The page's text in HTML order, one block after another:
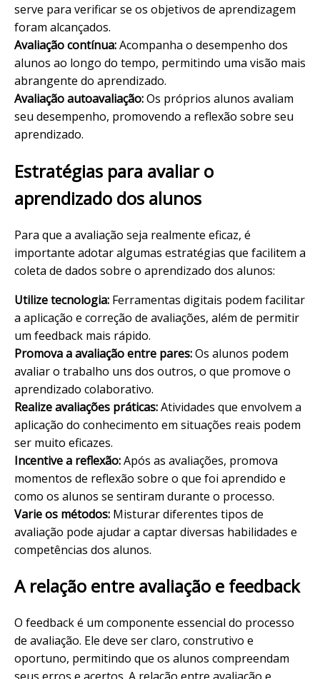
serve para verificar se os objetivos de aprendizagem
foram alcançados.
Avaliação contínua:Acompanha o desempenho dos
alunos ao longo do tempo, permitindo uma visão mais
abrangente do aprendizado.
Avaliação autoavaliação:Os próprios alunos avaliam
seu desempenho, promovendo a reflexão sobre seu
aprendizado.
Estratégias para avaliar o
aprendizado dos alunos
Para que a avaliação seja realmente eficaz, é
importante adotar algumas estratégias que facilitem a
coleta de dados sobre o aprendizado dos alunos:
Utilize tecnologia: Ferramentas digitais podem facilitar
a aplicação e correção de avaliações, além de permitir
um feedback mais rápido.
Promova a avaliação entre pares:Os alunos podem
avaliar o trabalho uns dos outros, o que promove o
aprendizado colaborativo.
Realize avaliações práticas:Atividades que envolvem a
aplicação do conhecimento em situações reais podem
ser muito eficazes.
Incentive a reflexão:Após as avaliações, promova
momentos de reflexão sobre o que foi aprendido e
como os alunos se sentiram durante o processo.
Varie os métodos: Misturar diferentes tipos de
avaliação pode ajudar a captar diversas habilidades e
competências dos alunos.
A relação entre avaliação e feedback
O feedback é um componente essencial do processo
de avaliação. Ele deve ser claro, construtivo e
oportuno, permitindo que os alunos compreendam